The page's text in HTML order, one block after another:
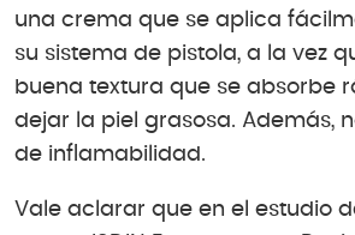
una crema que se aplica
su sistema de pistola, a la vez
buena textura que se absorbe
dejar la piel grasosa. Además,
de inflamabilidad.
Vale aclarar que en el estudio